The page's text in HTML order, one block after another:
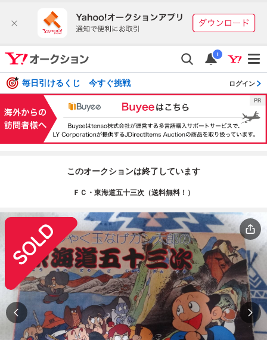
i
毎日引けるくじ 今すぐ挑戦 ログイン
このオークションは終了しています
ＦＣ・東海道五十三次（送料無料！）